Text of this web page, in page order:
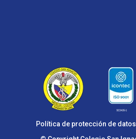
Política de protección de